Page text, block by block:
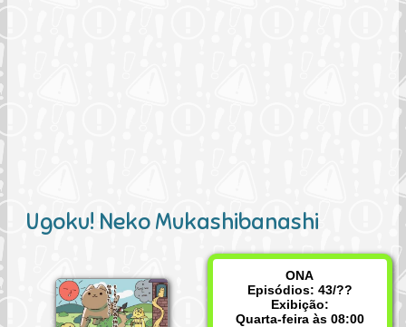
Ugoku! Neko Mukashibanashi
ONA
Episódios: 43/??
Exibição:
Quarta-feira às 08:00